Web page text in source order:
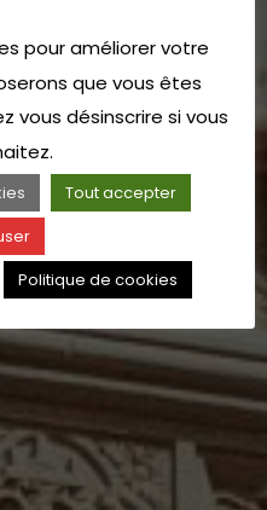
pour améliorer votre
que vous êtes
vous désinscrire si vous
Tout accepter
Politique de cookies